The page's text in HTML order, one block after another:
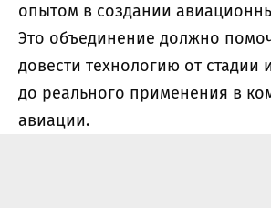
опытом в создании
Это объединение должно
довести технологию от стадии
до реального применения в
авиации.